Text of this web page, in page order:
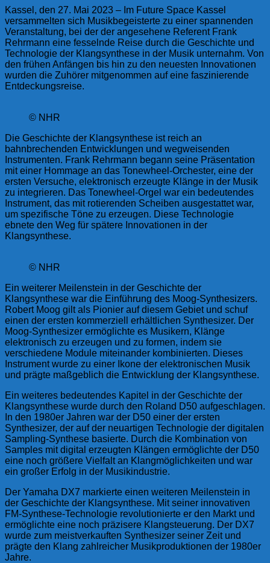
Kassel, den 27. Mai 2023 – Im Future Space Kassel
versammelten sich Musikbegeisterte zu einer spannenden
Veranstaltung, bei der der angesehene Referent Frank
Rehrmann eine fesselnde Reise durch die Geschichte und
Technologie der Klangsynthese in der Musik unternahm. Von
den frühen Anfängen bis hin zu den neuesten Innovationen
wurden die Zuhörer mitgenommen auf eine faszinierende
Entdeckungsreise.
© NHR
Die Geschichte der Klangsynthese ist reich an
bahnbrechenden Entwicklungen und wegweisenden
Instrumenten. Frank Rehrmann begann seine Präsentation
mit einer Hommage an das Tonewheel-Orchester, eine der
ersten Versuche, elektronisch erzeugte Klänge in der Musik
zu integrieren. Das Tonewheel-Orgel war ein bedeutendes
Instrument, das mit rotierenden Scheiben ausgestattet war,
um spezifische Töne zu erzeugen. Diese Technologie
ebnete den Weg für spätere Innovationen in der
Klangsynthese.
© NHR
Ein weiterer Meilenstein in der Geschichte der
Klangsynthese war die Einführung des Moog-Synthesizers.
Robert Moog gilt als Pionier auf diesem Gebiet und schuf
einen der ersten kommerziell erhältlichen Synthesizer. Der
Moog-Synthesizer ermöglichte es Musikern, Klänge
elektronisch zu erzeugen und zu formen, indem sie
verschiedene Module miteinander kombinierten. Dieses
Instrument wurde zu einer Ikone der elektronischen Musik
und prägte maßgeblich die Entwicklung der Klangsynthese.
Ein weiteres bedeutendes Kapitel in der Geschichte der
Klangsynthese wurde durch den Roland D50 aufgeschlagen.
In den 1980er Jahren war der D50 einer der ersten
Synthesizer, der auf der neuartigen Technologie der digitalen
Sampling-Synthese basierte. Durch die Kombination von
Samples mit digital erzeugten Klängen ermöglichte der D50
eine noch größere Vielfalt an Klangmöglichkeiten und war
ein großer Erfolg in der Musikindustrie.
Der Yamaha DX7 markierte einen weiteren Meilenstein in
der Geschichte der Klangsynthese. Mit seiner innovativen
FM-Synthese-Technologie revolutionierte er den Markt und
ermöglichte eine noch präzisere Klangsteuerung. Der DX7
wurde zum meistverkauften Synthesizer seiner Zeit und
prägte den Klang zahlreicher Musikproduktionen der 1980er
Jahre.